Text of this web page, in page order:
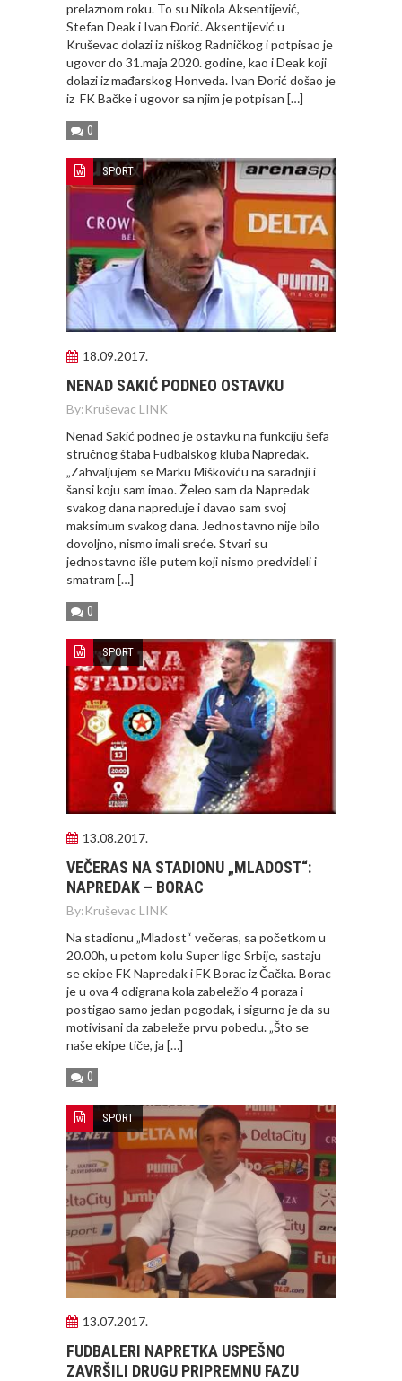
prelaznom roku. To su Nikola Aksentijević,
Stefan Deak i Ivan Đorić. Aksentijević u
Kruševac dolazi iz niškog Radničkog i potpisao je
ugovor do 31.maja 2020. godine, kao i Deak koji
dolazi iz mađarskog Honveda. Ivan Đorić došao je
iz FK Bačke i ugovor sa njim je potpisan […]
0
SPORT
18.09.2017.
NENAD SAKIĆ PODNEO OSTAVKU
By:Kruševac LINK
Nenad Sakić podneo je ostavku na funkciju šefa
stručnog štaba Fudbalskog kluba Napredak.
„Zahvaljujem se Marku Miškoviću na saradnji i
šansi koju sam imao. Želeo sam da Napredak
svakog dana napreduje i davao sam svoj
maksimum svakog dana. Jednostavno nije bilo
dovoljno, nismo imali sreće. Stvari su
jednostavno išle putem koji nismo predvideli i
smatram […]
0
SPORT
13.08.2017.
VEČERAS NA STADIONU „MLADOST“:
NAPREDAK – BORAC
By:Kruševac LINK
Na stadionu „Mladost“ večeras, sa početkom u
20.00h, u petom kolu Super lige Srbije, sastaju
se ekipe FK Napredak i FK Borac iz Čačka. Borac
je u ova 4 odigrana kola zabeležio 4 poraza i
postigao samo jedan pogodak, i sigurno je da su
motivisani da zabeleže prvu pobedu. „Što se
naše ekipe tiče, ja […]
0
SPORT
13.07.2017.
FUDBALERI NAPRETKA USPEŠNO
ZAVRŠILI DRUGU PRIPREMNU FAZU